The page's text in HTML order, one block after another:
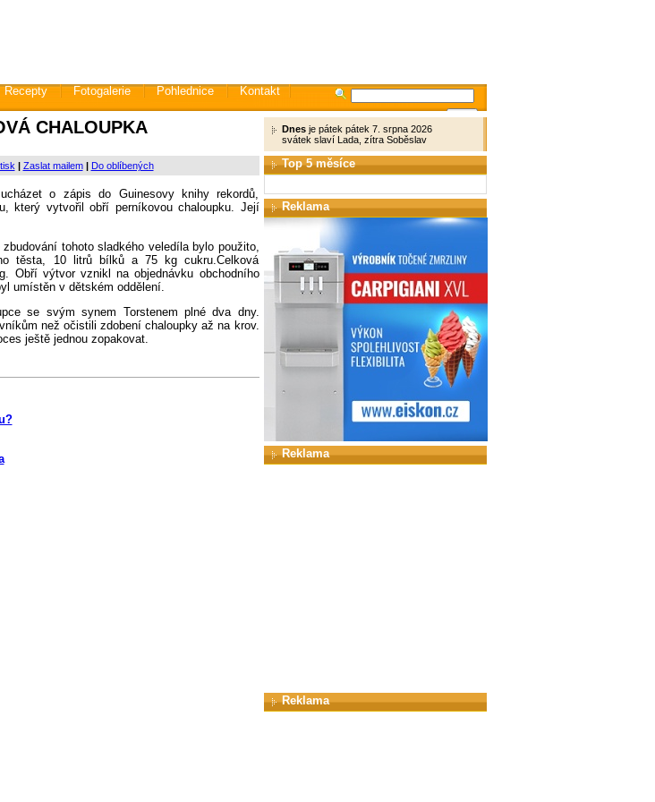
Recepty Fotogalerie Pohlednice Kontakt
CHALOUPKA
| Zaslat mailem | Do oblíbených
o zápis do Guinesovy knihy rekordů,
který vytvořil obří perníkovou chaloupku. Její
tohoto sladkého veledíla bylo použito,
těsta, 10 litrů bílků a 75 kg cukru.Celková
Obří výtvor vznikl na objednávku obchodního
umístěn v dětském oddělení.
se svým synem Torstenem plné dva dny.
než očistili zdobení chaloupky až na krov.
ještě jednou zopakovat.
Dnesje pátek pátek 7. srpna 2026
svátek slaví Lada, zítra Soběslav
Top 5 měsíce
Reklama
Reklama
Reklama